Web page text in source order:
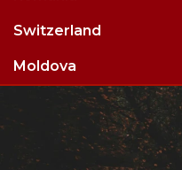
Switzerland
Moldova